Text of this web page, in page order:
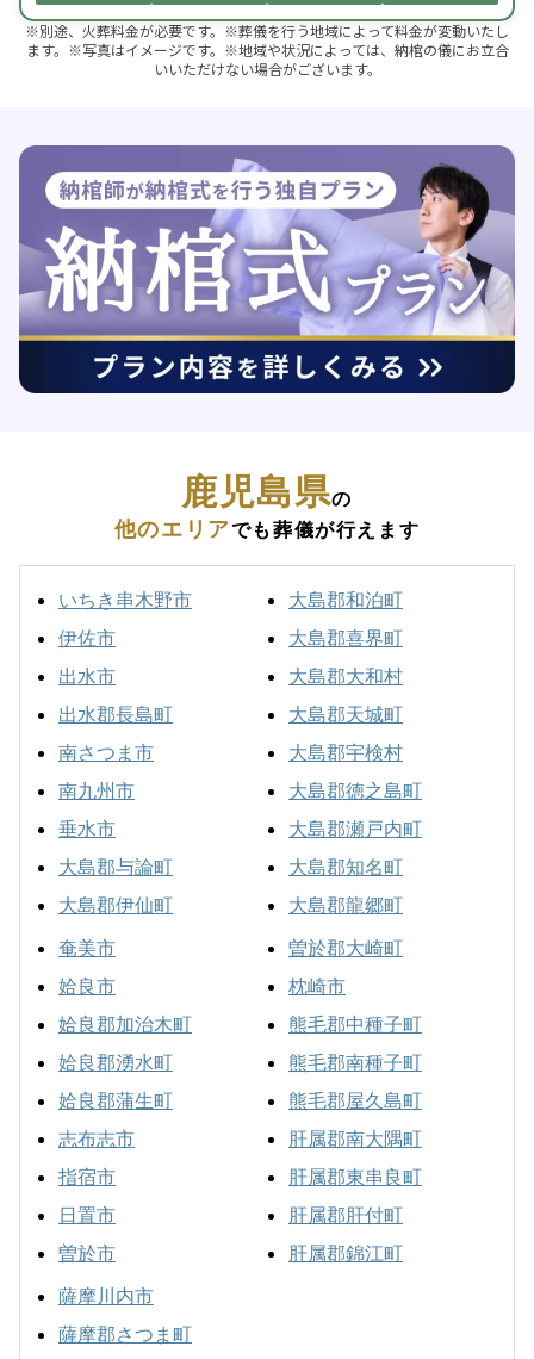
※別途、火葬料金が必要です。※葬儀を行う地域によって料金が変動いたし
ます。※写真はイメージです。※地域や状況によっては、納棺の儀にお立合
いいただけない場合がございます。
鹿児島県の
他のエリアでも葬儀が行えます
いちき串木野市
伊佐市
出水市
出水郡長島町
南さつま市
南九州市
垂水市
大島郡与論町
大島郡伊仙町
大島郡和泊町
大島郡喜界町
大島郡大和村
大島郡天城町
大島郡宇検村
大島郡徳之島町
大島郡瀬戸内町
大島郡知名町
大島郡龍郷町
奄美市
姶良市
姶良郡加治木町
姶良郡湧水町
姶良郡蒲生町
志布志市
指宿市
日置市
曽於市
曽於郡大崎町
枕崎市
熊毛郡中種子町
熊毛郡南種子町
熊毛郡屋久島町
肝属郡南大隅町
肝属郡東串良町
肝属郡肝付町
肝属郡錦江町
薩摩川内市
薩摩郡さつま町